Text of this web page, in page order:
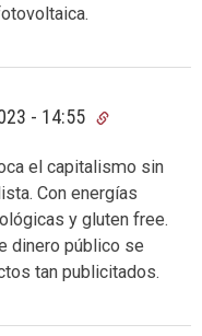
- 14:55
el capitalismo sin
Con energías
y gluten free.
dinero público se
tan publicitados.